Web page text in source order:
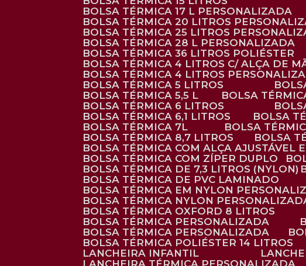
BOLSA TÉRMICA 17 L PERSONALIZADA
BOLSA TÉRMICA 20 LITROS
BOLSA TÉRMICA 25 LITROS
BOLSA TÉRMICA 28 L PERSONALIZADA
BOLSA TÉRMICA 36 LITROS POLIÉSTER
BOLSA TÉRMICA 4 LITROS C/ ALÇA DE
BOLSA TÉRMICA 4 LITROS
BOLSA TÉRMICA 5 LITROS
BOLSA TÉRMICA 5,5 L
BOLSA
BOLSA TÉRMICA 6 LITROS
BOLSA TÉRMICA 6,1 LITROS
BOLSA
BOLSA TÉRMICA 7L
BOLSA
BOLSA TÉRMICA 8,7 LITROS
BOLSA
BOLSA TÉRMICA COM ALÇA AJUSTÁVEL
BOLSA TÉRMICA COM ZÍPER DUPLO
BOLSA TÉRMICA DE 7,3 LITROS (NYLON)
BOLSA TÉRMICA DE PVC LAMINADO
BOLSA TÉRMICA EM NYLON
BOLSA TÉRMICA NYLON
BOLSA TÉRMICA OXFORD 8 LITROS
BOLSA TÉRMICA PERSONALIZADA
BOLSA TÉRMICA PERSONALIZADA
BOLSA TÉRMICA POLIÉSTER 14 LITROS
LANCHEIRA INFANTIL
LANCHEIRA TÉRMICA PERSONALIZADA